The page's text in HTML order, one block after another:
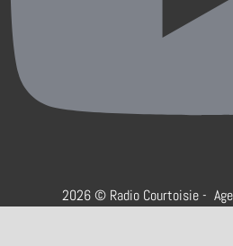
2026 © Radio Courtoisie -